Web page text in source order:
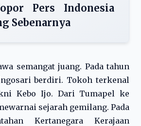
Pers Indonesia
Sebenarnya
semangat juang. Pada tahun
berdiri. Tokoh terkenal
Kebo Ijo. Dari Tumapel ke
sejarah gemilang. Pada
Kertanegara Kerajaan